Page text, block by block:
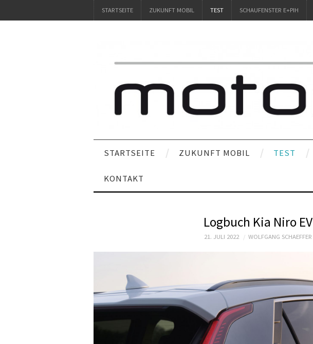
STARTSEITE ZUKUNFT MOBIL TEST SCHAUFENSTER E+PIH
STARTSEITE ZUKUNFT MOBIL TEST
KONTAKT
Logbuch Kia Niro EV
21. JULI 2022 WOLFGANG SCHAEFFER